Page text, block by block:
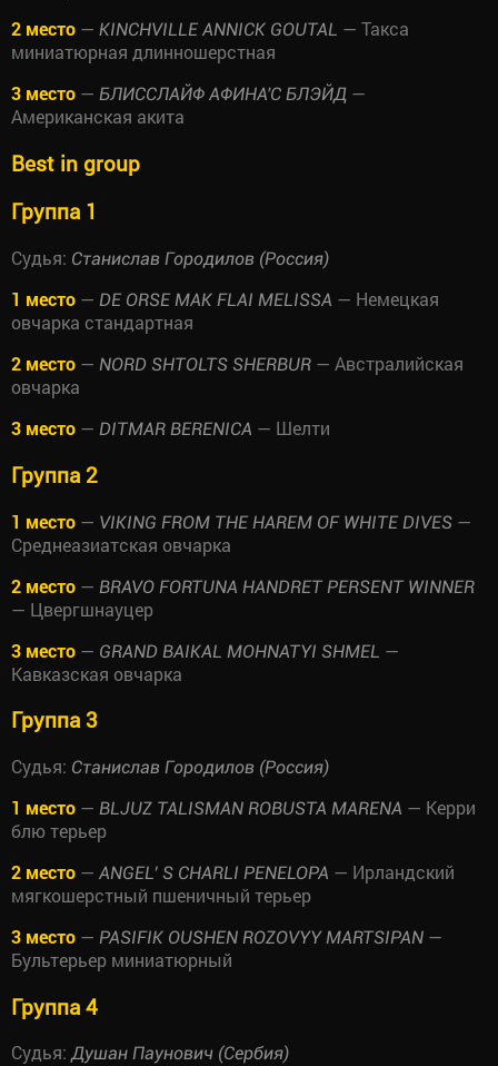
2 место — KINCHVILLE ANNICK GOUTAL — Такса
миниатюрная длинношерстная
3 место — БЛИССЛАЙФ АФИНА'С БЛЭЙД —
Американская акита
Best in group
Группа 1
Судья: Станислав Городилов (Россия)
1 место — DE ORSE MAK FLAI MELISSA — Немецкая
овчарка стандартная
2 место — NORD SHTOLTS SHERBUR — Австралийская
овчарка
3 место — DITMAR BERENICA — Шелти
Группа 2
1 место — VIKING FROM THE HAREM OF WHITE DIVES —
Среднеазиатская овчарка
2 место — BRAVO FORTUNA HANDRET PERSENT WINNER
— Цвергшнауцер
3 место — GRAND BAIKAL MOHNATYI SHMEL —
Кавказская овчарка
Группа 3
Судья: Станислав Городилов (Россия)
1 место — BLJUZ TALISMAN ROBUSTA MARENA — Керри
блю терьер
2 место — ANGEL’ S CHARLI PENELOPA — Ирландский
мягкошерстный пшеничный терьер
3 место — PASIFIK OUSHEN ROZOVYY MARTSIPAN —
Бультерьер миниатюрный
Группа 4
Судья: Душан Паунович (Сербия)